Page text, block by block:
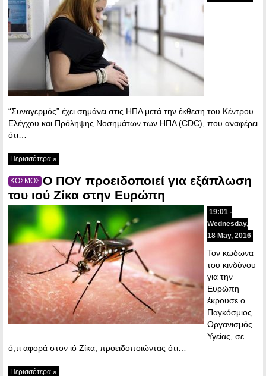
“Συναγερμός” έχει σημάνει στις ΗΠΑ μετά την έκθεση του Κέντρου
Ελέγχου και Πρόληψης Νοσημάτων των ΗΠΑ (CDC), που αναφέρει
ότι…
Περισσότερα »
ΚΟΣΜΟΣ Ο ΠΟΥ προειδοποιεί για εξάπλωση
του ιού Ζίκα στην Ευρώπη
19:01 -
Wednesday,
18 May, 2016
Τον κώδωνα
του κινδύνου
για την
Ευρώπη
έκρουσε ο
Παγκόσμιος
Οργανισμός
Υγείας, σε
ό,τι αφορά στον ιό Ζίκα, προειδοποιώντας ότι…
Περισσότερα »